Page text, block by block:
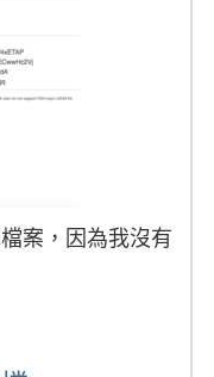
案，因為我沒有